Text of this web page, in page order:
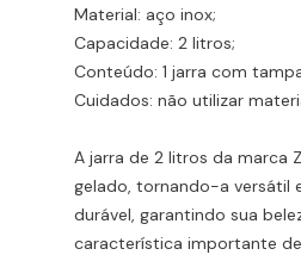
Material: aço inox;
Capacidade: 2 litros;
Conteúdo: 1 jarra com
Cuidados: não utilizar
A jarra de 2 litros da marca
gelado, tornando-a versátil
durável, garantindo sua
característica importante